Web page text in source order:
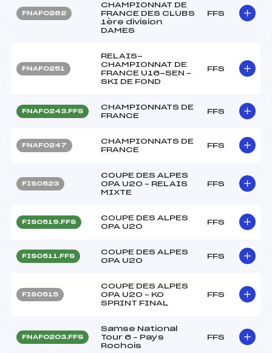
FNAF0262
CHAMPIONNAT DE
FRANCE DES CLUBS
1ère division
DAMES
FFS
FNAF0251
RELAIS-
CHAMPIONNAT DE
FRANCE U16-SEN –
SKI DE FOND
FFS
FNAF0243.FFS
CHAMPIONNATS DE
FRANCE
FFS
FNAF0247
CHAMPIONNATS DE
FRANCE
FFS
FIS0523
COUPE DES ALPES
OPA U20 – RELAIS
MIXTE
FFS
FIS0519.FFS
COUPE DES ALPES
OPA U20
FFS
FIS0511.FFS
COUPE DES ALPES
OPA U20
FFS
FIS0515
COUPE DES ALPES
OPA U20 – KO
SPRINT FINAL
FFS
FNAF0203.FFS
Samse National
Tour 6 – Pays
Rochois
FFS